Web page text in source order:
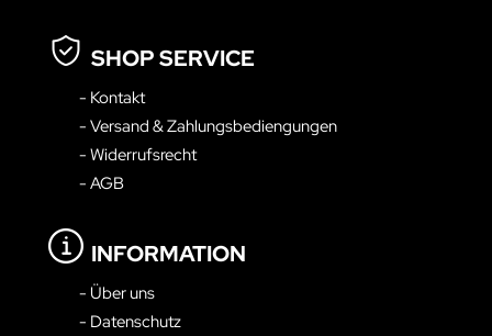
SHOP SERVICE
- Kontakt
- Versand & Zahlungsbediengungen
- Widerrufsrecht
- AGB
INFORMATION
- Über uns
- Datenschutz